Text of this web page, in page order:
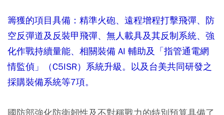
籌獲的項目具備：精準火砲、遠程增程打擊飛彈、防
空反彈道及反裝甲飛彈、無人載具及其反制系統、強
化作戰持續量能、相關裝備 AI 輔助及「指管通電網
情監偵」（C5ISR）系統升級。以及台美共同研發之
採購裝備系統等7項。